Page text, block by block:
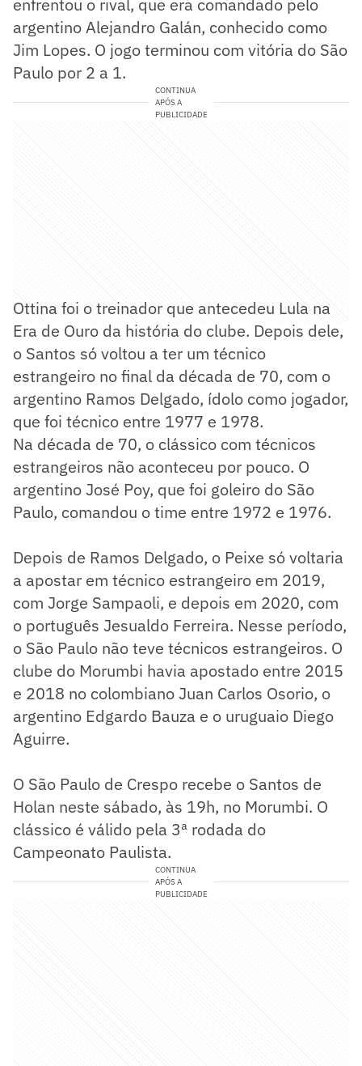
enfrentou o rival, que era comandado pelo
argentino Alejandro Galán, conhecido como
Jim Lopes. O jogo terminou com vitória do São
Paulo por 2 a 1.
CONTINUA
APÓS A
PUBLICIDADE
Ottina foi o treinador que antecedeu Lula na
Era de Ouro da história do clube. Depois dele,
o Santos só voltou a ter um técnico
estrangeiro no final da década de 70, com o
argentino Ramos Delgado, ídolo como jogador,
que foi técnico entre 1977 e 1978.
Na década de 70, o clássico com técnicos
estrangeiros não aconteceu por pouco. O
argentino José Poy, que foi goleiro do São
Paulo, comandou o time entre 1972 e 1976.
Depois de Ramos Delgado, o Peixe só voltaria
a apostar em técnico estrangeiro em 2019,
com Jorge Sampaoli, e depois em 2020, com
o português Jesualdo Ferreira. Nesse período,
o São Paulo não teve técnicos estrangeiros. O
clube do Morumbi havia apostado entre 2015
e 2018 no colombiano Juan Carlos Osorio, o
argentino Edgardo Bauza e o uruguaio Diego
Aguirre.
O São Paulo de Crespo recebe o Santos de
Holan neste sábado, às 19h, no Morumbi. O
clássico é válido pela 3ª rodada do
Campeonato Paulista.
CONTINUA
APÓS A
PUBLICIDADE